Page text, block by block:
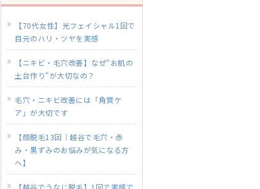
【70代女性】光フェイシャル1回で
目元のハリ・ツヤを実感
【ニキビ・毛穴改善】なぜ“お肌の
土台作り”が大切なの？
毛穴・ニキビ改善には「角質ケ
ア」が大切です
【顔脱毛13回｜越谷で毛穴・赤
み・黒ずみのお悩みが気になる方
へ】
【越谷でうなじ脱毛】1回で実感で